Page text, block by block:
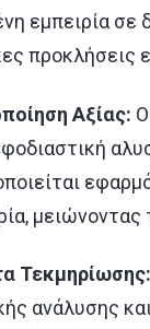
εμπειρία σε
προκλήσεις
Αξίας:
μειώνοντας
Τεκμηρίωσης:
ανάλυσης